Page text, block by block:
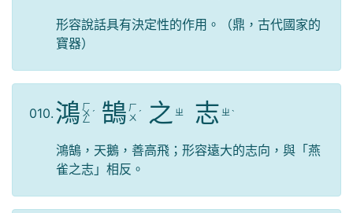
形容說話具有決定性的作用。（鼎，古代國家的
寶器）
010. 鴻 ㄏ
ㄨ
ㄥ
ˊ 鵠 ㄏ
ㄨ ˊ 之 ㄓ 志 ㄓ ˋ
鴻鵠，天鵝，善高飛；形容遠大的志向，與「燕
雀之志」相反。